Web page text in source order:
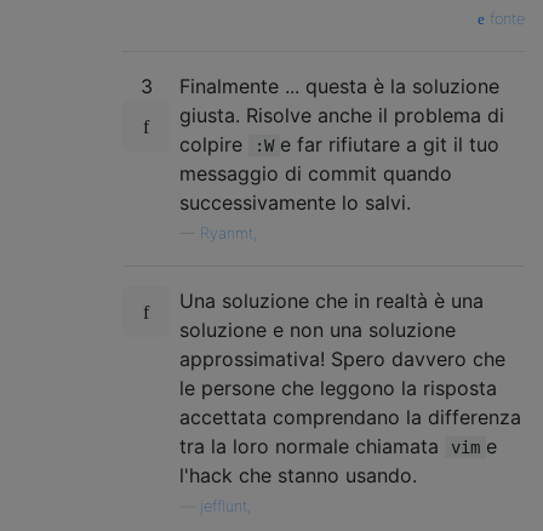
fonte
3
Finalmente ... questa è la soluzione
giusta. Risolve anche il problema di
colpire
:W e far rifiutare a git il tuo
messaggio di commit quando
successivamente lo salvi.
Ryanmt,
Una soluzione che in realtà è una
soluzione e non una soluzione
approssimativa! Spero davvero che
le persone che leggono la risposta
accettata comprendano la differenza
tra la loro normale chiamata
vim e
l'hack che stanno usando.
jefflunt,